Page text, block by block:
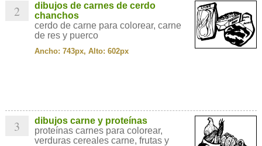
2
dibujos de carnes de cerdo
chanchos
cerdo de carne para colorear, carne
de res y puerco
Ancho: 743px, Alto: 602px
3
dibujos carne y proteínas
proteínas carnes para colorear,
verduras cereales carne, frutas y